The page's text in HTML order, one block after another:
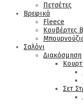
Πετσέτες
Βρεφικά
Fleece
Κουβέρτες
Σαλόνι
Διακόσμηση
Σετ